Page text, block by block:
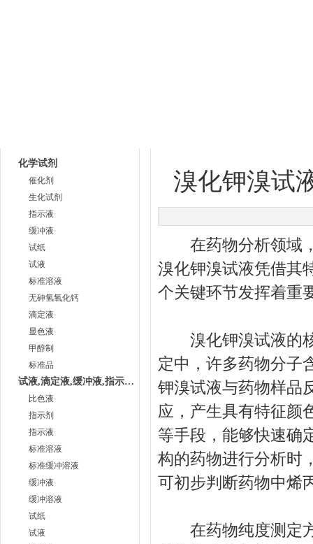
化学试剂
催化剂
生化试剂
指示液
缓冲液
试纸
试液
标准溶液
无砷氢氧化钙
滴定液
显色液
甲醇制
标准品
试液,滴定液,缓冲液,指示液,试纸
比色液
指示剂
指示液
标准溶液
标准缓冲溶液
缓冲液
缓冲溶液
试纸
试液
溴化钾溴试
在药物分析领域，
溴化钾溴试液凭借其
个关键环节发挥着重
溴化钾溴试液的核
定中，许多药物分子
钾溴试液与药物样品
应，产生具有特征颜
等手段，能够快速确
构的药物进行分析时
可初步判断药物中烯
在药物纯度测定